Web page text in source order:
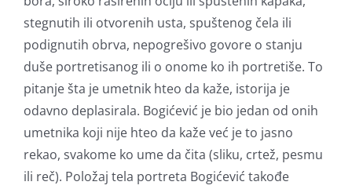
stegnutih ili otvorenih usta, spuštenog čela ili
podignutih obrva, nepogrešivo govore o stanju
duše portretisanog ili o onome ko ih portretiše. To
pitanje šta je umetnik hteo da kaže, istorija je
odavno deplasirala. Bogićević je bio jedan od onih
umetnika koji nije hteo da kaže već je to jasno
rekao, svakome ko ume da čita (sliku, crtež, pesmu
ili reč). Položaj tela portreta Bogićević takođe